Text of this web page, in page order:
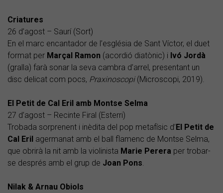
Criatures
26 d’agost – Saurí (Sort)
En el marc encantador de l’església de Sant Víctor, el duet
format per Marçal Ramon (acordió diatònic) i Ivó Jordà
(gralla) farà sonar la seva cambra d’arrel, presentant un
disc delicat com pocs, Praxinoscopi (Microscopi, 2019).
El Petit de Cal Eril amb Montse Selma
27 d’agost – Recinte Firal (Esterri)
Trobada sorprenent i inèdita del pop metafísic d’El Petit de
Cal Eril agermanat amb el ball flamenc de Montse Selma,
que obrirà la nit amb la violinista Marie Perera per trobar-
se després amb el grup de Joan Pons.
Nilak & Arnau Obiols